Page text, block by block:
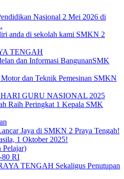
Nasional 2 Mei 2026 di
anda di sekolah kami SMKN 2
TENGAH
dan Informasi BangunanSMK
dan Teknik Pemesinan SMKN
GURU NASIONAL 2025
Raih Peringkat 1 Kepala SMK
Jaya di SMKN 2 Praya Tengah!
1 Oktober 2025!
80 RI
TENGAH Sekaligus Penutupan